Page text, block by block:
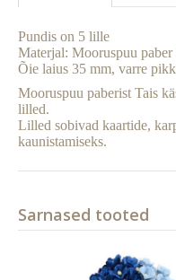
Pundis on 5 lille
Materjal: Mooruspuu paber
Õie laius 35 mm, varre
Mooruspuu paberist Tais
lilled.
Lilled sobivad kaartide,
kaunistamiseks.
Sarnased tooted